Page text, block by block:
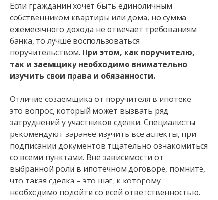
Если гражданин хочет быть единоличным
собственником квартиры или дома, но сумма
ежемесячного дохода не отвечает требованиям
банка, то лучше воспользоваться
поручительством. При этом, как поручителю,
так и заемщику необходимо внимательно
изучить свои права и обязанности.
Отличие созаемщика от поручителя в ипотеке –
это вопрос, который может вызвать ряд
затруднений у участников сделки. Специалисты
рекомендуют заранее изучить все аспекты, при
подписании документов тщательно ознакомиться
со всеми пунктами. Вне зависимости от
выбранной роли в ипотечном договоре, помните,
что такая сделка – это шаг, к которому
необходимо подойти со всей ответственностью.